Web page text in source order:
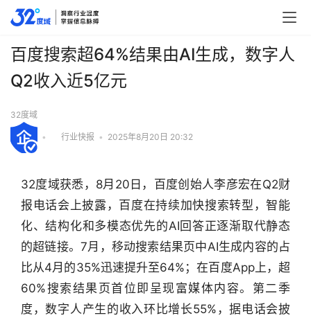
行
百度搜索超64%结果由AI生成，数字人
Q2收入近5亿元
32度域
• 行业快报 • 2025年8月20日 20:32
32度域获悉，8月20日，百度创始人李彦宏在Q2财
报电话会上披露，百度在持续加快搜索转型，智能
化、结构化和多模态优先的AI回答正逐渐取代静态
的超链接。7月，移动搜索结果页中AI生成内容的占
比从4月的35%迅速提升至64%；在百度App上，超
60%搜索结果页首位即呈现富媒体内容。第二季
度，数字人产生的收入环比增长55%，据电话会披